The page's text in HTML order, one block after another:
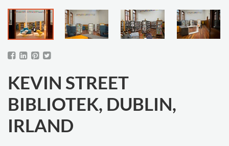
KEVIN STREET
BIBLIOTEK, DUBLIN,
IRLAND